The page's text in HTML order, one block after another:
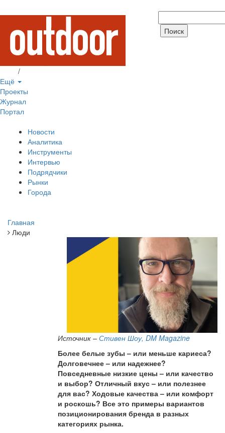
/
Ещё
Проекты
Журнал
Портал
Новости
Аналитика
Инструменты
Интервью
Подрядчики
Рынки
Города
Главная
Люди
Источник – Стивен Шоу, DM Magazine
Более белые зубы – или меньше кариеса?
Долговечнее – или надежнее?
Повседневные низкие цены – или качество
и выбор? Отличный вкус – или полезнее
для вас? Ходовые качества – или комфорт
и роскошь? Все это примеры вариантов
позиционирования бренда в разных
категориях рынка.